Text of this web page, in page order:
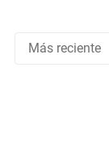
Más reciente